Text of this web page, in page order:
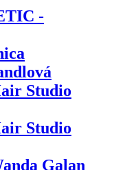
-
Studio
Studio
Galan